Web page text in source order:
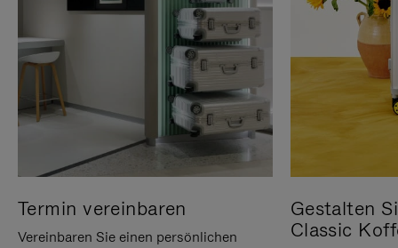
Termin vereinbaren
Vereinbaren Sie einen persönlichen
Gestalten
Classic